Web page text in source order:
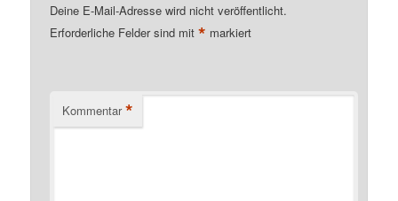
Deine E-Mail-Adresse wird nicht veröffentlicht.
Erforderliche Felder sind mit* markiert
Kommentar *